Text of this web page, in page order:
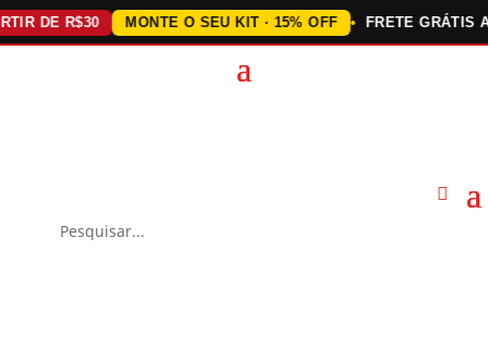
R$30 MONTE O SEU KIT · 15% OFF FRETE GRÁTIS